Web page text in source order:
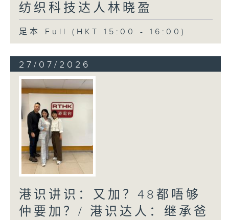
纺织科技达人林晓盈
足本 Full (HKT 15:00 - 16:00)
27/07/2026
港识讲识：又加？48都唔够
仲要加？/ 港识达人：继承爸